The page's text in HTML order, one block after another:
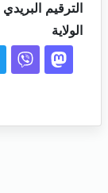
الترقيم البريدي
الولاية